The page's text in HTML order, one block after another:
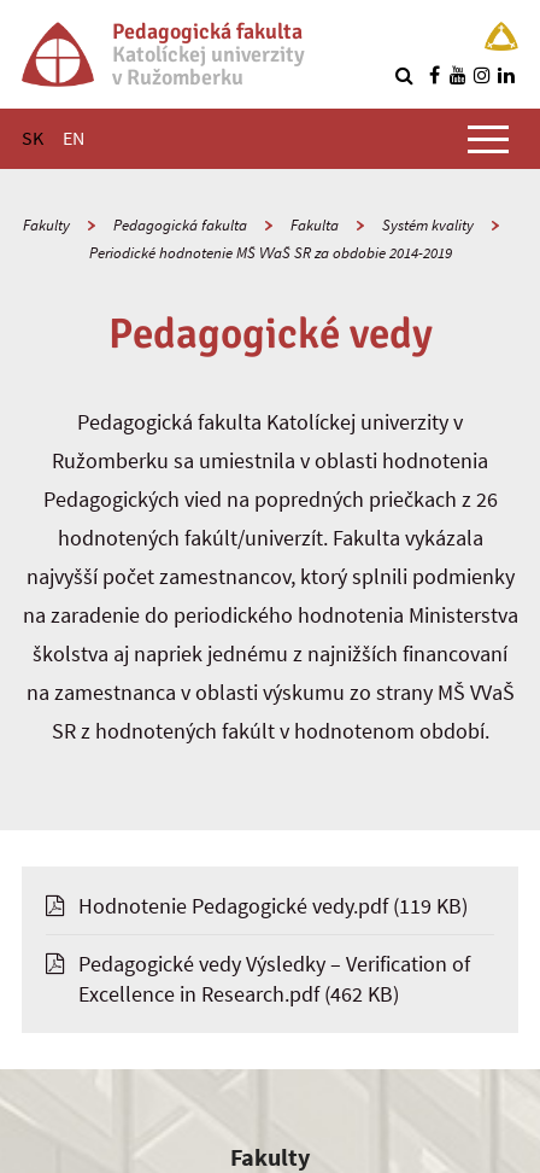
Pedagogická fakulta
Katolíckej univerzity
v Ružomberku
SK EN
Hlavné menu
Fakulty Pedagogická fakulta Fakulta
Systém kvality
Periodické hodnotenie MŠ VVaŠ SR za obdobie 2014-2019
Pedagogické vedy
Pedagogická fakulta Katolíckej univerzity v
Ružomberku sa umiestnila v oblasti hodnotenia
Pedagogických vied na popredných priečkach z 26
hodnotených fakúlt/univerzít. Fakulta vykázala
najvyšší počet zamestnancov, ktorý splnili podmienky
na zaradenie do periodického hodnotenia Ministerstva
školstva aj napriek jednému z najnižších financovaní
na zamestnanca v oblasti výskumu zo strany MŠ VVaŠ
SR z hodnotených fakúlt v hodnotenom období.
Hodnotenie Pedagogické vedy.pdf(119 KB)
Pedagogické vedy Výsledky – Verification of
Excellence in Research.pdf(462 KB)
Fakulty